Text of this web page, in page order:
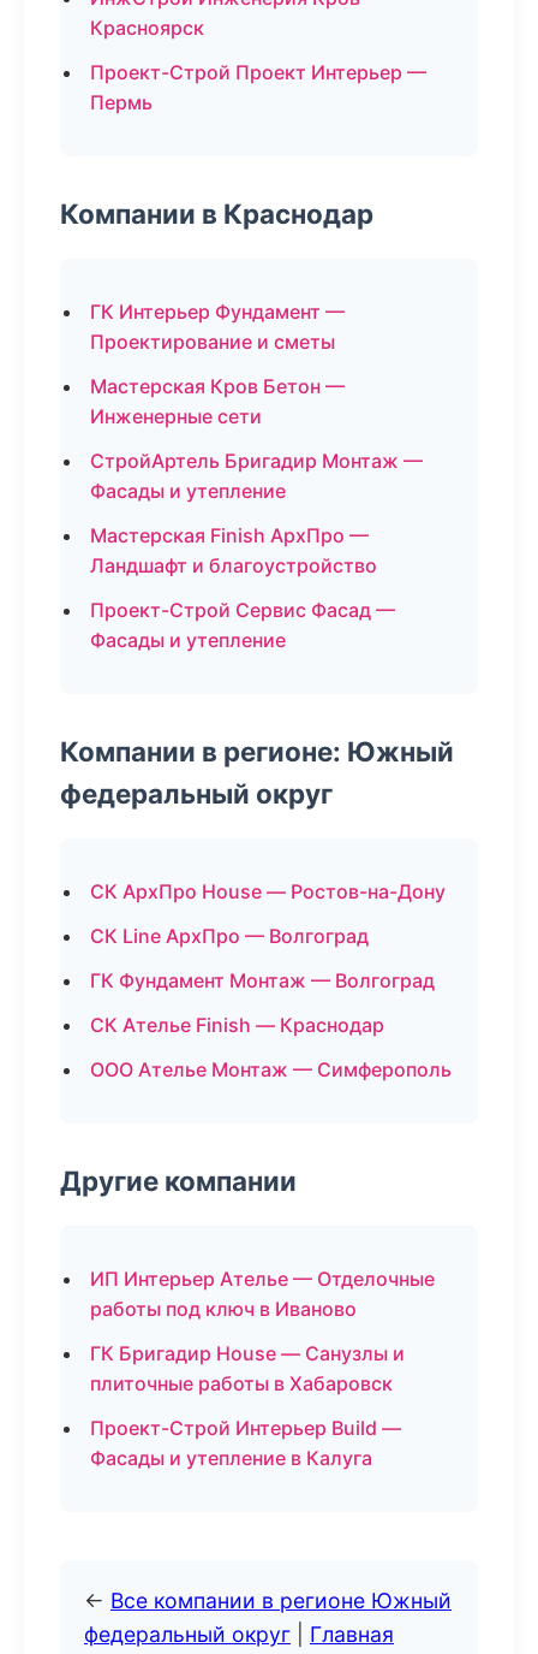
Красноярск
Проект-Строй Проект Интерьер —
Пермь
Компании в Краснодар
ГК Интерьер Фундамент —
Проектирование и сметы
Мастерская Кров Бетон —
Инженерные сети
СтройАртель Бригадир Монтаж —
Фасады и утепление
Мастерская Finish АрхПро —
Ландшафт и благоустройство
Проект-Строй Сервис Фасад —
Фасады и утепление
Компании в регионе: Южный
федеральный округ
СК АрхПро House — Ростов-на-Дону
СК Line АрхПро — Волгоград
ГК Фундамент Монтаж — Волгоград
СК Ателье Finish — Краснодар
ООО Ателье Монтаж — Симферополь
Другие компании
ИП Интерьер Ателье — Отделочные
работы под ключ в Иваново
ГК Бригадир House — Санузлы и
плиточные работы в Хабаровск
Проект-Строй Интерьер Build —
Фасады и утепление в Калуга
← Все компании в регионе Южный
федеральный округ
Главная